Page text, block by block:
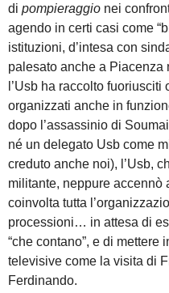
di pompieraggio nei
agendo in certi casi come
istituzioni, d’intesa con
palesato anche a
l’Usb ha raccolto
organizzati anche in
dopo l’assassinio di
né un delegato Usb come
creduto anche noi), l’Usb,
militante, neppure accennò
coinvolta tutta
processioni… in attesa di
“che contano”, e di
televisive come la visita di
Ferdinando.